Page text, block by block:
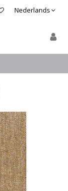
Nederlands